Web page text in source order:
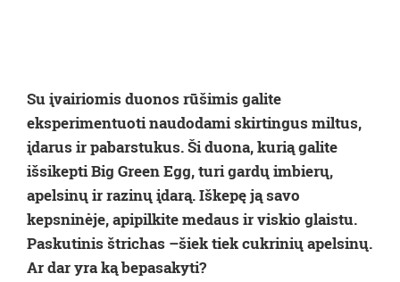
Su įvairiomis duonos rūšimis galite
eksperimentuoti naudodami skirtingus miltus,
įdarus ir pabarstukus. Ši duona, kurią galite
išsikeptiBig Green Egg, turi gardų imbierų,
apelsinų ir razinų įdarą. Iškepę ją savo
kepsninėje, apipilkite medaus ir viskio glaistu.
Paskutinis štrichas –šiek tiek cukrinių apelsinų.
Ar dar yra ką bepasakyti?